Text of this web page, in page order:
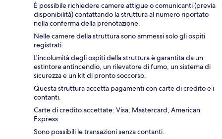
È possibile richiedere camere attigue o comunicanti (previa
disponibilità) contattando la struttura al numero riportato
nella conferma della prenotazione.
Nelle camere della struttura sono ammessi solo gli ospiti
registrati.
L'incolumità degli ospiti della struttura è garantita da un
estintore antincendio, un rilevatore di fumo, un sistema di
sicurezza e un kit di pronto soccorso.
Questa struttura accetta pagamenti con carte di credito e i
contanti.
Carte di credito accettate: Visa, Mastercard, American
Express
Sono possibili le transazioni senza contanti.